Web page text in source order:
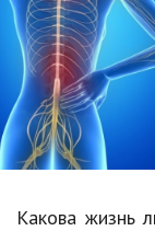
Политика
Образование
В мире
Культура
Какова жизнь